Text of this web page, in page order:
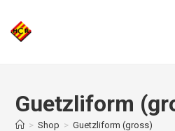
Guetzliform
> Shop > Guetzliform (gross)